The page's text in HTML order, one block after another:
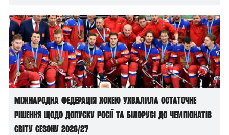
Міжнародна федерація хокею ухвалила остаточне
рішення щодо допуску росії та білорусі до чемпіонатів
світу сезону 2026/27